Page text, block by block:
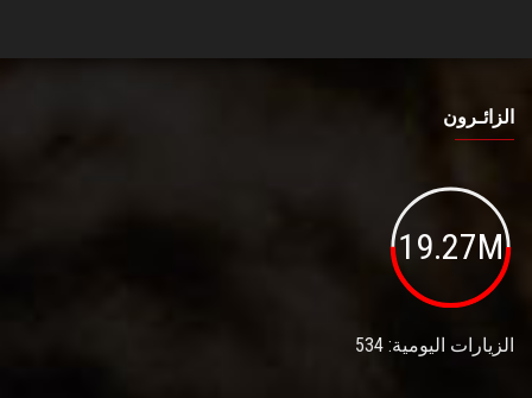
الزائـرون
19.27M
الزيارات اليومية: 534